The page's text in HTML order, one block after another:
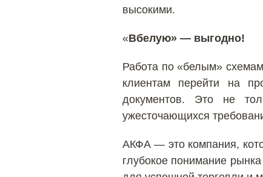
высокими.
«Вбелую» — выгодно!
Работа по «белым»
клиентам перейти на
документов. Это не
ужесточающихся
АКФА — это компания,
глубокое понимание